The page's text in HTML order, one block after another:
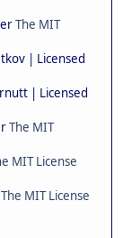
The MIT
| Licensed
| Licensed
The MIT
MIT License
The MIT License